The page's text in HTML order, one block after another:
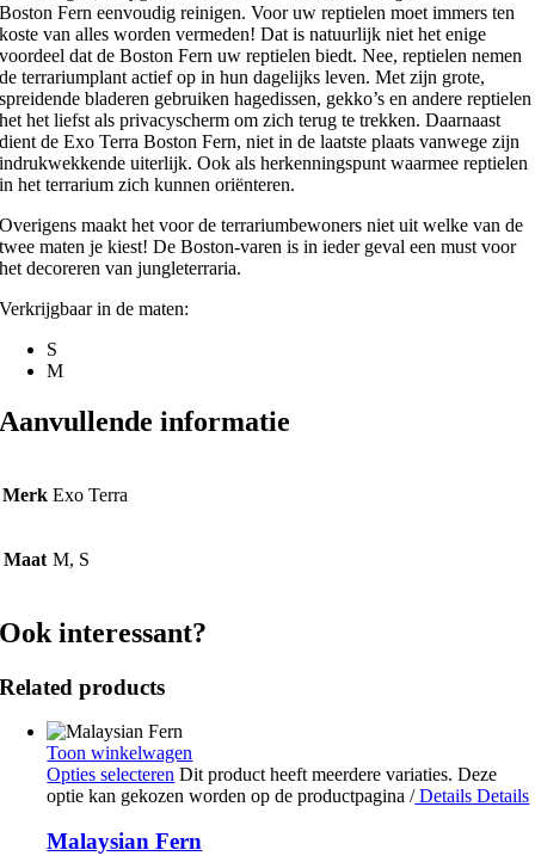
Boston Fern eenvoudig reinigen. Voor uw reptielen moet immers ten
koste van alles worden vermeden! Dat is natuurlijk niet het enige
voordeel dat de Boston Fern uw reptielen biedt. Nee, reptielen nemen
de terrariumplant actief op in hun dagelijks leven. Met zijn grote,
spreidende bladeren gebruiken hagedissen, gekko’s en andere reptielen
het het liefst als privacyscherm om zich terug te trekken. Daarnaast
dient de Exo Terra Boston Fern, niet in de laatste plaats vanwege zijn
indrukwekkende uiterlijk. Ook als herkenningspunt waarmee reptielen
in het terrarium zich kunnen oriënteren.
Overigens maakt het voor de terrariumbewoners niet uit welke van de
twee maten je kiest! De Boston-varen is in ieder geval een must voor
het decoreren van jungleterraria.
Verkrijgbaar in de maten:
S
M
Aanvullende informatie
Merk Exo Terra
Maat M, S
Ook interessant?
Related products
Toon winkelwagen
Opties selecteren Dit product heeft meerdere variaties. Deze
optie kan gekozen worden op de productpagina/Details Details
Malaysian Fern